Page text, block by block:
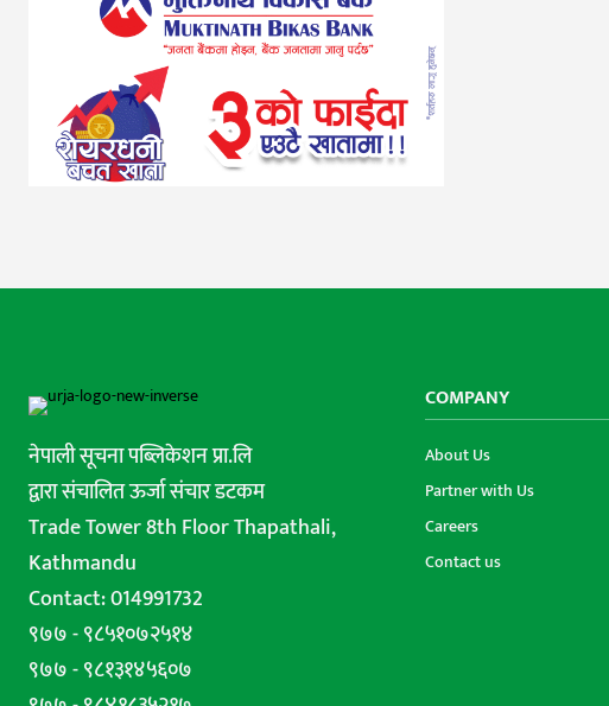
नेपाली सूचना पब्लिकेशन प्रा.लि
द्वारा संचालित ऊर्जा संचार डटकम
Trade Tower 8th Floor Thapathali,
Kathmandu
Contact: 014991732
९७७ - ९८५१०७२५१४
९७७ - ९८१३१४५६०७
COMPANY
About Us
Partner with Us
Careers
Contact us